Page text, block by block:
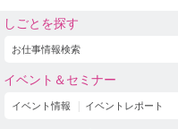
しごとを探す
お仕事情報検索
イベント＆セミナー
イベント情報 イベントレポート